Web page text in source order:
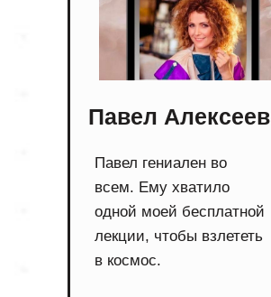
Павел гениален во
всем. Ему хватило
одной моей бесплатной
лекции, чтобы взлететь
в космос.
Павел Алексеев